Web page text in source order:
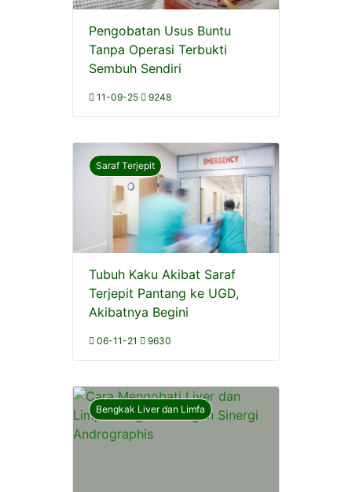
Pengobatan Usus Buntu
Tanpa Operasi Terbukti
Sembuh Sendiri
11-09-25 9248
Saraf Terjepit
Tubuh Kaku Akibat Saraf
Terjepit Pantang ke UGD,
Akibatnya Begini
06-11-21 9630
Bengkak Liver dan Limfa